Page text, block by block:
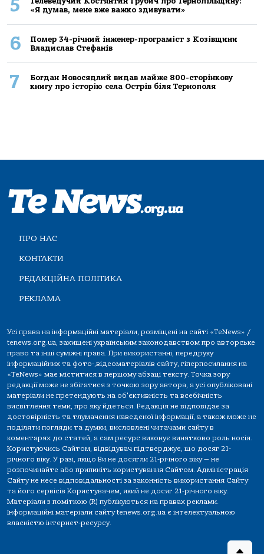
5
«Я думав, мене вже важко здивувати»
6
Помер 34-річний інженер-програміст з Козівщини
Владислав Стефанів
7
Богдан Новосядлий видав майже 800-сторінкову
книгу про історію села Острів біля Тернополя
ПРО НАС
КОНТАКТИ
РЕДАКЦІЙНА ПОЛІТИКА
РЕКЛАМА
Усі права на інформаційні матеріали, розміщені на сайті «TeNews» /
tenews.org.ua, захищені українським законодавством про авторське
право та інші суміжні права. При використанні, передруку
інформаційних та фото-,відеоматеріалів сайту, гіперпосилання на
«TeNews» має міститися в першому абзаці тексту. Точка зору
редакції може не збігатися з точкою зору автора, а усі опубліковані
матеріали не претендують на об'єктивність та всебічність
висвітлення теми, про яку йдеться. Редакція не відповідає за
достовірність та тлумачення наведеної інформації, а також може не
поділяти погляди та думки, висловлені читачами сайту в
коментарях до статей, а сам ресурс виконує винятково роль носія.
Користуючись Сайтом, відвідувач підтверджує, що досяг 21-
річного віку. У разі, якщо Ви не досягли 21-річного віку — не
розпочинайте або припиніть користування Сайтом. Адміністрація
Сайту не несе відповідальності за законність використання Сайту
та його сервісів Користувачем, який не досяг 21-річного віку.
Матеріали з поміткою (R) публікуються на правах реклами.
Інформаційні матеріали сайту tenews.org.ua є інтелектуальною
власністю інтернет-ресурсу.